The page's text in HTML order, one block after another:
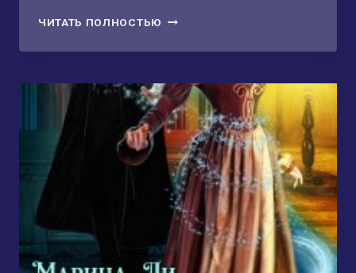
ЧИТАТЬ ПОЛНОСТЬЮ ПРИНЦЕССА
СЮРПРИЗОМ
ЭТО
Я!